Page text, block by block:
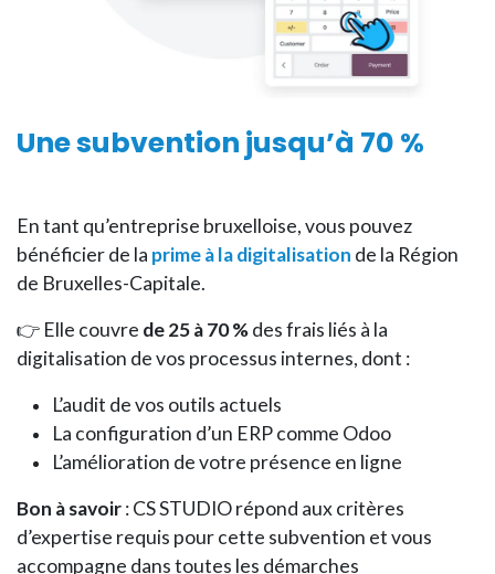
Une subvention jusqu’à 70 %
En tant qu’entreprise bruxelloise, vous pouvez
bénéficier de la prime à la digitalisation de la Région
de Bruxelles-Capitale.
👉 Elle couvre de 25 à 70 %des frais liés à la
digitalisation de vos processus internes, dont :
L’audit de vos outils actuels
La configuration d’un ERP comme Odoo
L’amélioration de votre présence en ligne
Bon à savoir: CS STUDIO répond aux critères
d’expertise requis pour cette subvention et vous
accompagne dans toutes les démarches